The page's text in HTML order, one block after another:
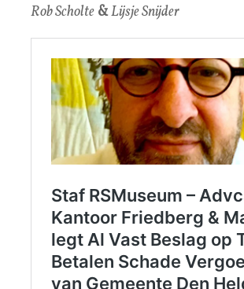
Rob Scholte &Lijsje Snijder